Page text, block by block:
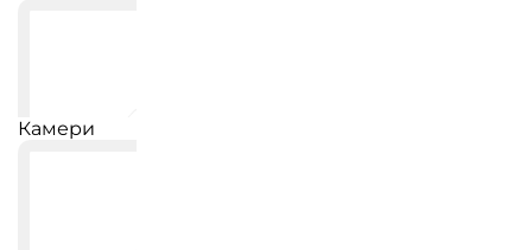
Камери